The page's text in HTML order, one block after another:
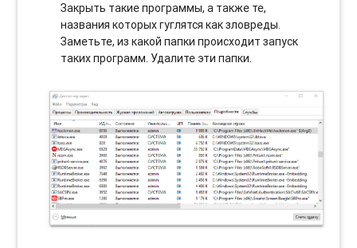
Закрыть такие программы, а также те,
названия которых гуглятся как зловреды.
Заметьте, из какой папки происходит запуск
таких программ. Удалите эти папки.